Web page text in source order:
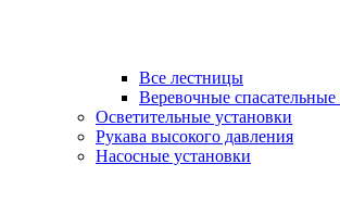
Все лестницы
Веревочные
Осветительные установки
Рукава высокого давления
Насосные установки